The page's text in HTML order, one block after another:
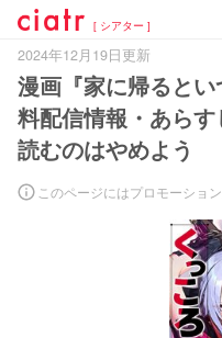
[ シアター ]
2024年12月19日更新
漫画『家に帰ると
料配信情報・あら
読むのはやめよう
このページにはプロモーショ